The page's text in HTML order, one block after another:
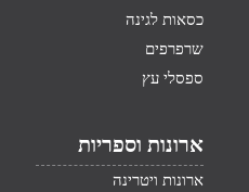
כסאות לגינה
שרפרפים
ספסלי עץ
ארונות וספריות
ארונות ויטרינה